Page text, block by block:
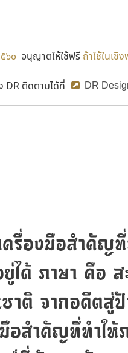
๖๐ อนุญาตให้ใช้ฟรี ถ้าใช้ในเ
DR ติดตามได้ที่ DR
ครื่องมือสำคัญที่
ยู่ได้ ภาษา คือ
าติ จากอดีตสู่
อสำคัญที่ทำให้